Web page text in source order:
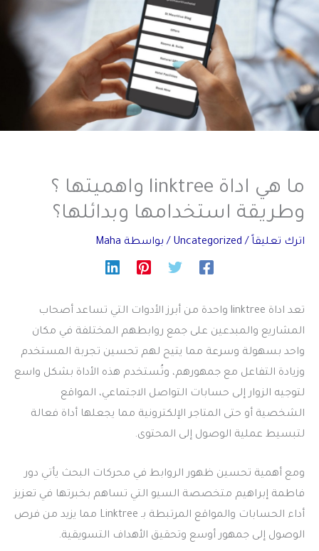
ما هي اداة linktree واهميتها ؟
وطريقة استخدامها وبدائلها؟
اترك تعليقاً /
Uncategorized / بواسطة Maha
تعد اداة linktree
واحدة من أبرز الأدوات التي تساعد أصحاب
المشاريع والمبدعين على جمع روابطهم المختلفة في مكان
واحد بسهولة وسرعة مما يتيح لهم تحسين تجربة المستخدم
وزيادة التفاعل مع جمهورهم، وتُستخدم هذه الأداة بشكل واسع
لتوجيه الزوار إلى حسابات التواصل الاجتماعي، المواقع
الشخصية أو حتى المتاجر الإلكترونية مما يجعلها أداة فعالة
لتبسيط عملية الوصول إلى المحتوى.
ومع أهمية تحسين ظهور الروابط في محركات البحث يأتي دور
فاطمة إبراهيم متخصصة السيو التي تساهم بخبرتها في تعزيز
أداء الحسابات والمواقع المرتبطة بـ Linktree مما يزيد من فرص
الوصول إلى جمهور أوسع وتحقيق الأهداف التسويقية.